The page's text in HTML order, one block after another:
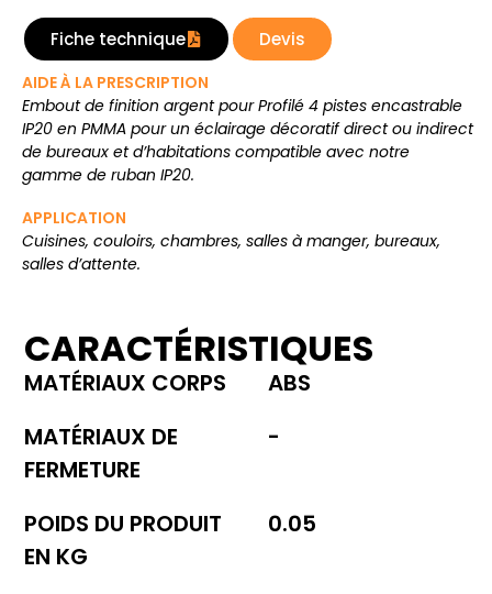
Fiche technique Devis
AIDE À LA PRESCRIPTION
Embout de finition argent pour Profilé 4 pistes encastrable
IP20 en PMMA pour un éclairage décoratif direct ou indirect
de bureaux et d’habitations compatible avec notre
gamme de ruban IP20.
APPLICATION
Cuisines, couloirs, chambres, salles à manger, bureaux,
salles d’attente.
CARACTÉRISTIQUES
MATÉRIAUX CORPS
ABS
MATÉRIAUX DE
FERMETURE
-
POIDS DU PRODUIT
EN KG
0.05